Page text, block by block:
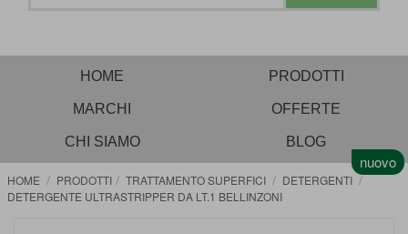
HOME PRODOTTI
MARCHI OFFERTE
CHI SIAMO BLOG
HOME PRODOTTI TRATTAMENTO SUPERFICI
DETERGENTI
DETERGENTE ULTRASTRIPPER DA LT.1 BELLINZONI